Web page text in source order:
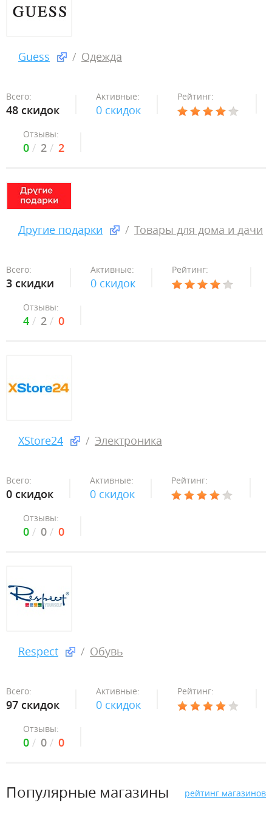
Guess Одежда
Всего:
48 скидок
Активные:
0 скидок
Рейтинг:
Отзывы:
0 2 2
Другие подарки Товары для дома и дачи
Всего:
3 скидки
Активные:
0 скидок
Рейтинг:
Отзывы:
4 2 0
XStore24 Электроника
Всего:
0 скидок
Активные:
0 скидок
Рейтинг:
Отзывы:
0 0 0
Respect Обувь
Всего:
97 скидок
Активные:
0 скидок
Рейтинг:
Отзывы:
0 0 0
Популярные магазины рейтинг магазинов